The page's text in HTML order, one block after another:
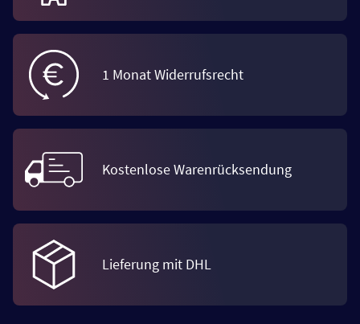
1 Monat Widerrufsrecht
Kostenlose Warenrücksendung
Lieferung mit DHL